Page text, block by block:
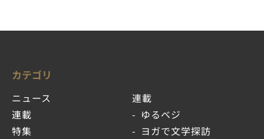
カテゴリ
ニュース
連載
特集
連載
ゆるベジ
ヨガで文学探訪